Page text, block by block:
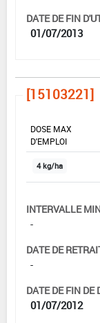
DATE DE FIN
01/07/2013
[15103221]
DOSE MAX
D'EMPLOI
4 kg/ha
INTERVALLE
-
DATE DE
-
DATE DE FIN DE
01/07/2012